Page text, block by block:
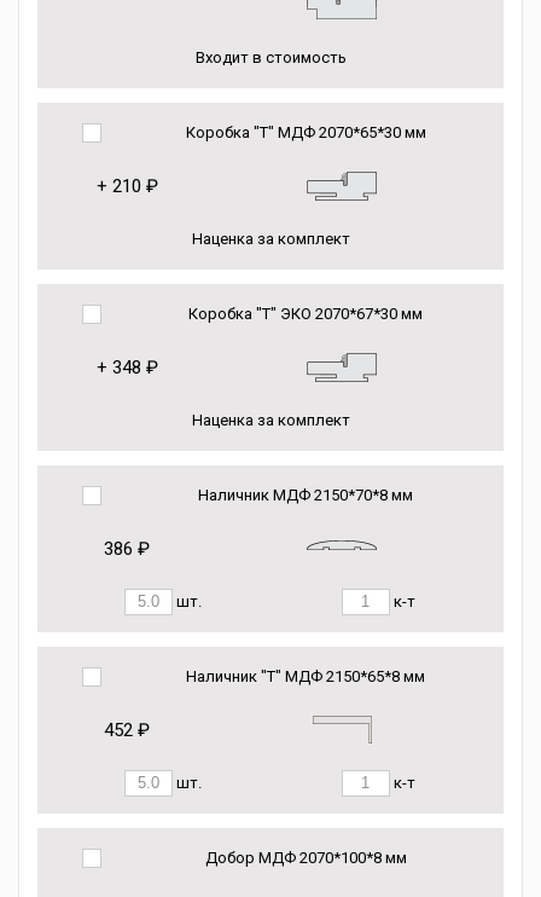
Входит в стоимость
Коробка "Т" МДФ 2070*65*30 мм
+ 210 ₽
Наценка за комплект
Коробка "Т" ЭКО 2070*67*30 мм
+ 348 ₽
Наценка за комплект
Наличник МДФ 2150*70*8 мм
386 ₽
шт. к-т
Наличник "Т" МДФ 2150*65*8 мм
452 ₽
шт. к-т
Добор МДФ 2070*100*8 мм